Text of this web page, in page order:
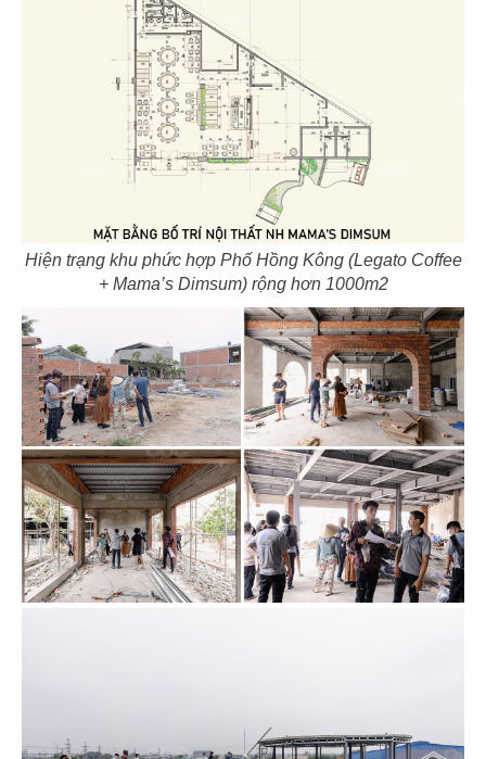
Hiện trạng khu phức hợp Phố Hồng Kông (Legato Coffee
+ Mama’s Dimsum) rộng hơn 1000m2
THIẾT KẾ THI CÔNG NHÀ HÀNG TÂN
VINH NGUYÊN - Q.5
Chủ đầu tư: Tân Vinh Nguyên
Diện tích: 260m2
Địa điểm: 345 Nguyễn Chí Thanh, P.12, Q.5,
CHI TIẾT
THIẾT KẾ, THI CÔNG NHÀ HÀNG HOA
YUE QIAN HUI - PHÚ MỸ HƯNG, Q.7
CHI TIẾT